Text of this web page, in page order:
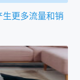
更多流量和销